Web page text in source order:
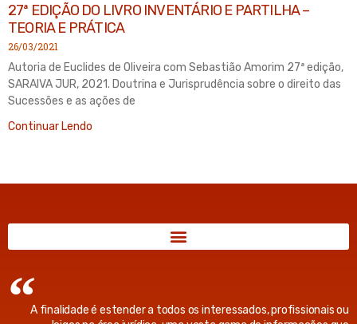
27ª EDIÇÃO DO LIVRO INVENTÁRIO E PARTILHA –
TEORIA E PRÁTICA
26/03/2021
Autoria de Euclides de Oliveira com Sebastião Amorim 27ª edição,
SARAIVA JUR, 2021. Doutrina e Jurisprudência sobre o direito das
Sucessões e as ações de
Continuar Lendo
A finalidade é estender a todos os interessados, profissionais ou